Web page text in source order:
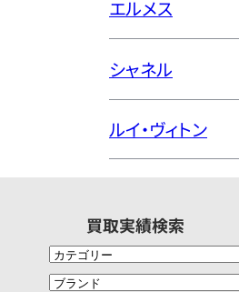
エルメス
シャネル
ルイ・ヴィトン
買取実績検索